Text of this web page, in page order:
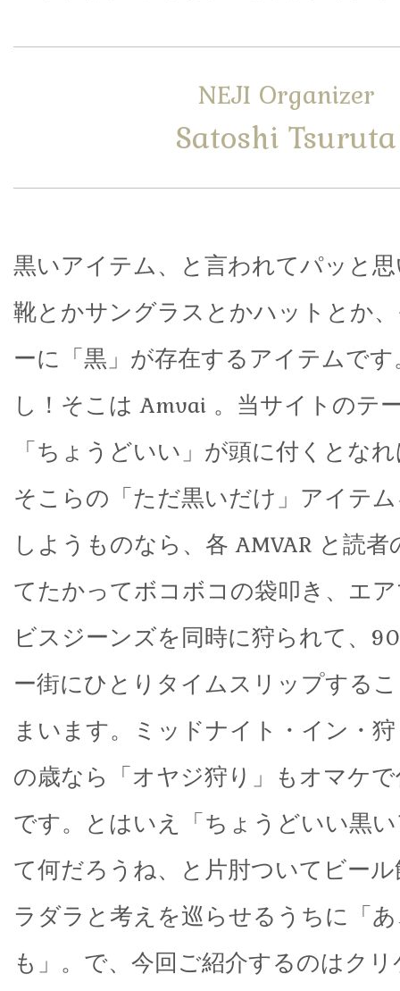
NEJI Organizer
Satoshi Tsuruta
黒いアイテム、と言われてパッと
靴とかサングラスとかハットとか
ーに「黒」が存在するアイテムで
し！そこは Amvai 。当サイトのテ
「ちょうどいい」が頭に付くとな
そこらの「ただ黒いだけ」アイテ
しようものなら、各 AMVAR と読
てたかってボコボコの袋叩き、エ
ビスジーンズを同時に狩られて、
ー街にひとりタイムスリップする
まいます。ミッドナイト・イン・
の歳なら「オヤジ狩り」もオマケ
です。とはいえ「ちょうどいい黒
て何だろうね、と片肘ついてビー
ラダラと考えを巡らせるうちに「
も」。で、今回ご紹介するのはク